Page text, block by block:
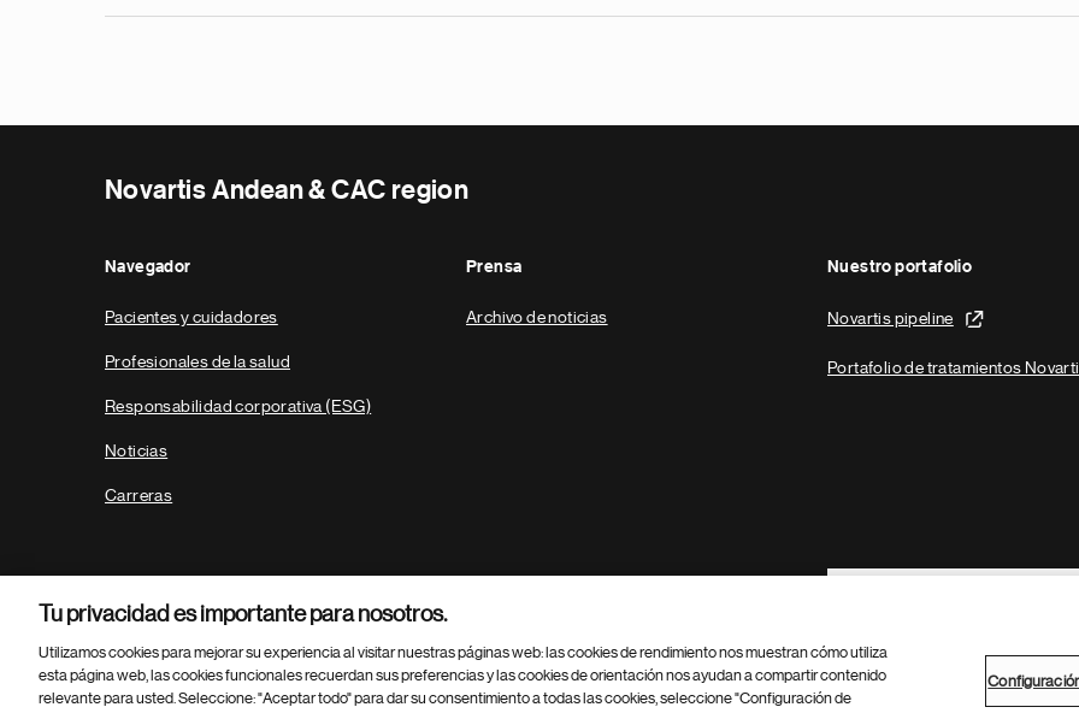
Novartis Andean & CAC region
Navegador
Pacientes y cuidadores
Profesionales de la salud
Responsabilidad corporativa (ESG)
Noticias
Carreras
Prensa
Archivo de noticias
Nuestro portafolio
Novartis pipeline
Portafolio de tratamientos
Footer Site Search
Parte
© 2026 Novartis AG
Tu privacidad es importante para nosotros.
Utilizamos cookies para mejorar su experiencia al visitar nuestras páginas web: las cookies de rendimiento nos muestran cómo utiliza
esta página web, las cookies funcionales recuerdan sus preferencias y las cookies de orientación nos ayudan a compartir contenido
relevante para usted. Seleccione: "Aceptar todo" para dar su consentimiento a todas las cookies, seleccione "Configuración de